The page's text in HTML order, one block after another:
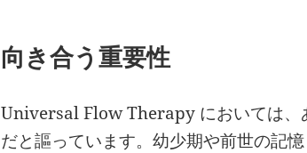
向き合う重要性
Universal Flow Therapy においては、
だと謳っています。幼少期や前世の記